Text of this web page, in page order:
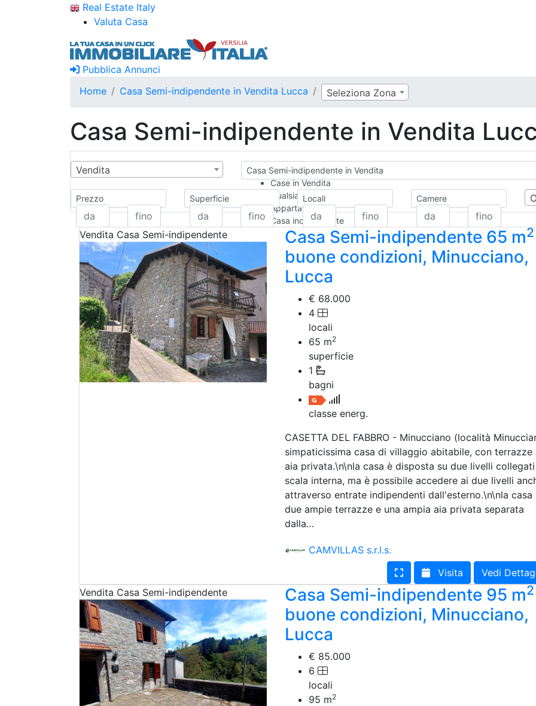
Real Estate Italy
Valuta Casa
Pubblica Annunci
Home
Casa Semi-indipendente in Vendita Lucca Seleziona Zona
Casa Semi-indipendente in Vendita
Vendita
Casa Semi-indipendente in Vendita
Case in Vendita
Qualsiasi
Appartamento
Casa indipendente
Casa Semi-indipendente
Attico/Mansarda
Villetta a schiera
Rustico/Casale
Loft/Open space
Camera d'Albergo
Palazzo/Stabile
Box/Garage
Negozi e Attivita Commerciali in Vendita
Qualsiasi
Attività/Licenza Commerciale
Azienda Agricola
Bar/Ristorante
Albergo
Laboratorio Artigianale
Negozio/locale commerciale
Agriturismo
Magazzini
Capannoni
Uffici
Terreni in Vendita
Terreno edificabile
Prezzo Superficie Locali Camere
Vendita Casa Semi-indipendente Casa Semi-indipendente 65 m2
buone condizioni, Minucciano,
Lucca
€ 68.000
4
locali
65 m2
superficie
1
bagni
classe energ.
CASETTA DEL FABBRO - Minucciano (località
simpaticissima casa di villaggio abitabile, con terrazze
aia privata.\n\nla casa è disposta su due livelli
scala interna, ma è possibile accedere ai due livelli
attraverso entrate indipendenti dall'esterno.\n\nla casa
due ampie terrazze e una ampia aia privata separata
dalla…
CAMVILLAS s.r.l.s.
Visita
Vedi
Vendita Casa Semi-indipendente Casa Semi-indipendente 95 m2
buone condizioni, Minucciano,
Lucca
€ 85.000
6
locali
95 m2